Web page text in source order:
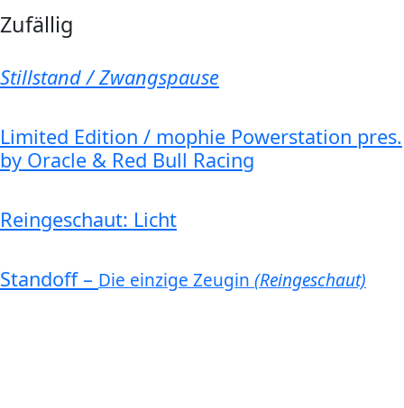
Zufällig
Stillstand / Zwangspause
Limited Edition / mophie Powerstation pres.
by Oracle & Red Bull Racing
Reingeschaut: Licht
Standoff – Die einzige Zeugin (Reingeschaut)